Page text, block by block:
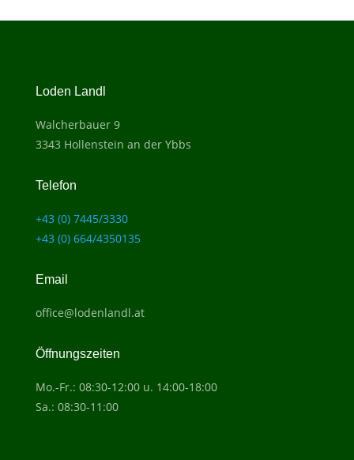
Loden Landl
Walcherbauer 9
3343 Hollenstein an der Ybbs
Telefon
+43 (0) 7445/3330
+43 (0) 664/4350135
Email
office@lodenlandl.at
Öffnungszeiten
Mo.-Fr.: 08:30-12:00 u. 14:00-18:00
Sa.: 08:30-11:00